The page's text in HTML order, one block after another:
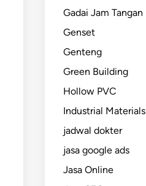
Gadai Jam Tangan
Genset
Genteng
Green Building
Hollow PVC
Industrial Materials
jadwal dokter
jasa google ads
Jasa Online